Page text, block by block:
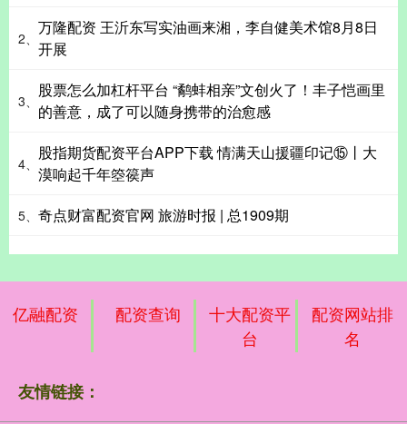
2、
万隆配资 王沂东写实油画来湘，李自健美术馆8月8日
开展
3、
股票怎么加杠杆平台 “鹬蚌相亲”文创火了！丰子恺画里
的善意，成了可以随身携带的治愈感
4、
股指期货配资平台APP下载 情满天山援疆印记⑮丨大
漠响起千年箜篌声
5、 奇点财富配资官网 旅游时报 | 总1909期
亿融配资 配资查询
十大配资平
台
配资网站排
名
友情链接：